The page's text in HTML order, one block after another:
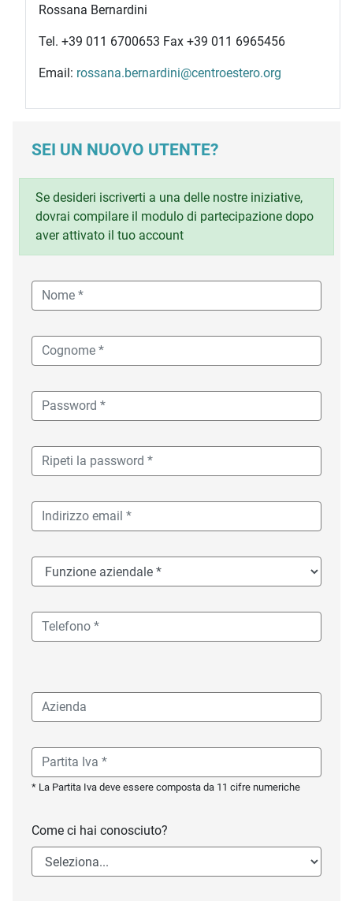
Rossana Bernardini
Tel. +39 011 6700653 Fax +39 011 6965456
Email: rossana.bernardini@centroestero.org
SEI UN NUOVO UTENTE?
Se desideri iscriverti a una delle nostre iniziative,
dovrai compilare il modulo di partecipazione dopo
aver attivato il tuo account
* La Partita Iva deve essere composta da 11 cifre numeriche
Come ci hai conosciuto?